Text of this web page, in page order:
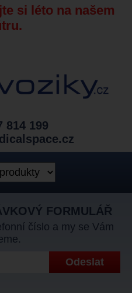
si léto na našem
814 199
FORMULÁŘ
číslo a my se Vám